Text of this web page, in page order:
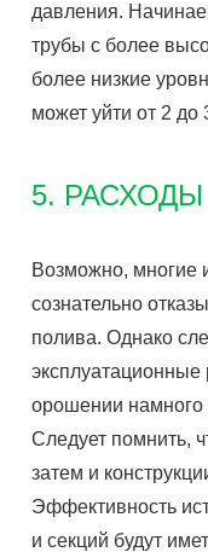
давления.
трубы с более
более низкие
может уйти от 2 до
5. РАСХОДЫ
Возможно, многие
сознательно
полива. Однако
орошении
Следует помнить,
затем и
Эффективность
и секций будут